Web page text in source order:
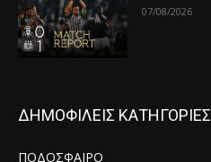
07/08/2026
ΔΗΜΟΦΙΛΕΙΣ ΚΑΤΗΓΟΡΙΕΣ
ΠΟΔΟΣΦΑΙΡΟ